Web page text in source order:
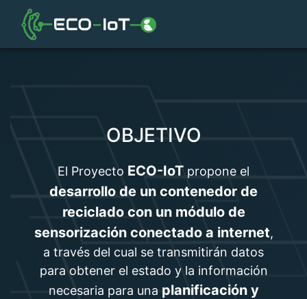
OBJETIVO
El Proyecto ECO-IoT propone el
desarrollo de un contenedor de
reciclado con un módulo de
sensorización conectado a internet,
a través del cual se transmitirán datos
para obtener el estado y la información
necesaria para una planificación y